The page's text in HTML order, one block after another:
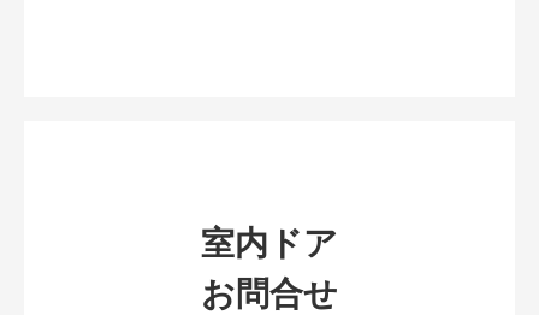
室内ドア
お問合せ